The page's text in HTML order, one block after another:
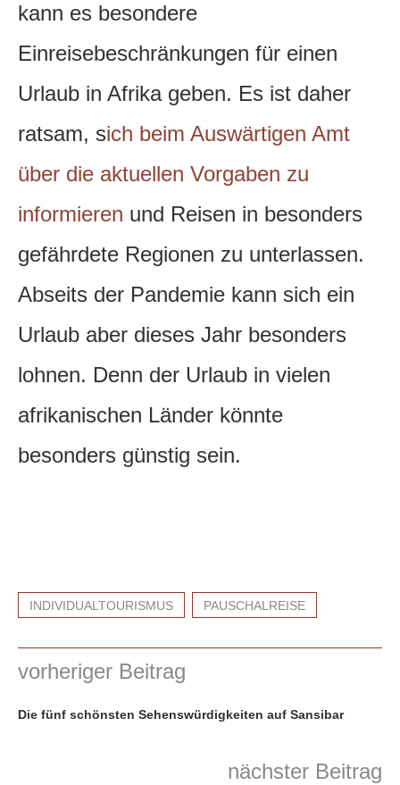
kann es besondere
Einreisebeschränkungen für einen
Urlaub in Afrika geben. Es ist daher
ratsam, sich beim Auswärtigen Amt
über die aktuellen Vorgaben zu
informieren und Reisen in besonders
gefährdete Regionen zu unterlassen.
Abseits der Pandemie kann sich ein
Urlaub aber dieses Jahr besonders
lohnen. Denn der Urlaub in vielen
afrikanischen Länder könnte
besonders günstig sein.
INDIVIDUALTOURISMUS PAUSCHALREISE
vorheriger Beitrag
Die fünf schönsten Sehenswürdigkeiten auf Sansibar
nächster Beitrag